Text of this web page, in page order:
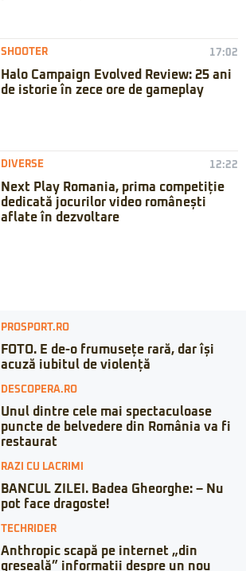
SHOOTER 17:02
Halo Campaign Evolved Review: 25 ani
de istorie în zece ore de gameplay
DIVERSE 12:22
Next Play Romania, prima competiție
dedicată jocurilor video românești
aflate în dezvoltare
PROSPORT.RO
FOTO. E de-o frumusețe rară, dar își
acuză iubitul de violență
DESCOPERA.RO
Unul dintre cele mai spectaculoase
puncte de belvedere din România va fi
restaurat
RAZI CU LACRIMI
BANCUL ZILEI. Badea Gheorghe: – Nu
pot face dragoste!
TECHRIDER
Anthropic scapă pe internet „din
greșeală” informații despre un nou